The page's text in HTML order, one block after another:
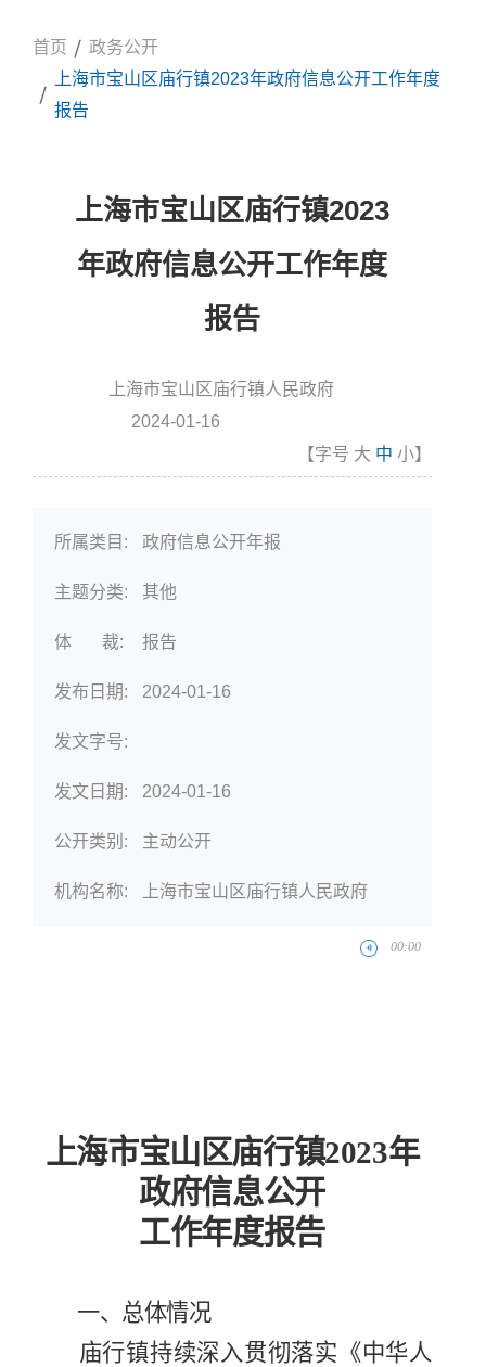
首页
政务公开
上海市宝山区庙行镇2023年政府信息公开工作年度
报告
上海市宝山区庙行镇2023
年政府信息公开工作年度
报告
上海市宝山区庙行镇人民政府
2024-01-16
【字号 大 中 小】
所属类目: 政府信息公开年报
主题分类: 其他
体 裁: 报告
发布日期: 2024-01-16
发文字号:
发文日期: 2024-01-16
公开类别: 主动公开
机构名称: 上海市宝山区庙行镇人民政府
上海市宝山区庙行镇2023年
政府信息公开
工作年度报告
一、总体情况
庙行镇持续深入贯彻落实《中华人